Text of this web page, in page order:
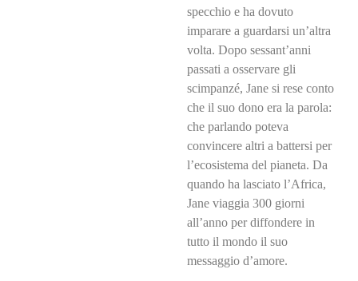
specchio e ha dovuto
imparare a guardarsi un’altra
volta. Dopo sessant’anni
passati a osservare gli
scimpanzé, Jane si rese conto
che il suo dono era la parola:
che parlando poteva
convincere altri a battersi per
l’ecosistema del pianeta. Da
quando ha lasciato l’Africa,
Jane viaggia 300 giorni
all’anno per diffondere in
tutto il mondo il suo
messaggio d’amore.